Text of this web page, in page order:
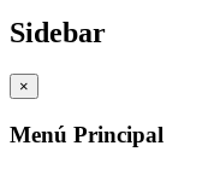
Sidebar
×
Menú Principal